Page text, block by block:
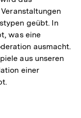
geübt. In
was eine
ausmacht.
aus unseren
einer